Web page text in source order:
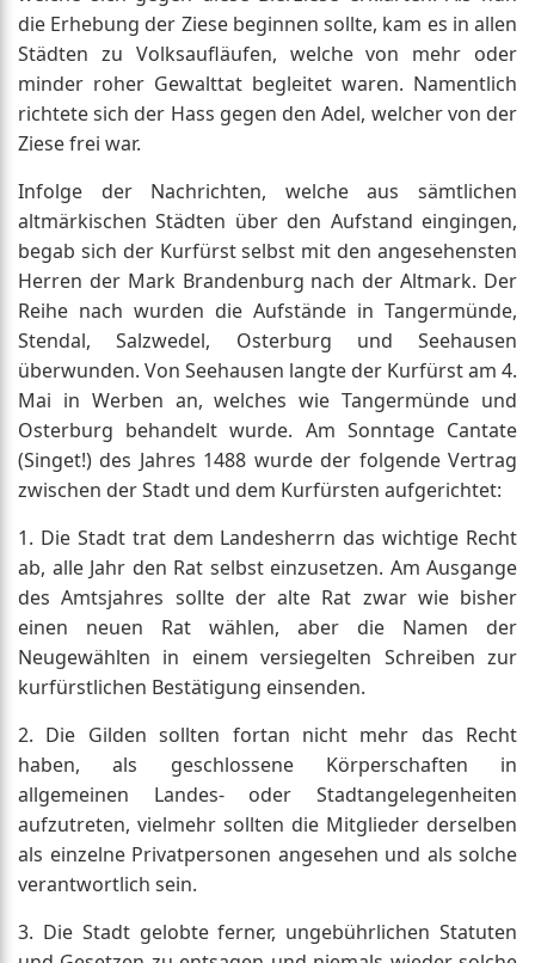
die Erhebung der Ziese beginnen sollte, kam es in allen
Städten zu Volksaufläufen, welche von mehr oder
minder roher Gewalttat begleitet waren. Namentlich
richtete sich der Hass gegen den Adel, welcher von der
Ziese frei war.
Infolge der Nachrichten, welche aus sämtlichen
altmärkischen Städten über den Aufstand eingingen,
begab sich der Kurfürst selbst mit den angesehensten
Herren der Mark Brandenburg nach der Altmark. Der
Reihe nach wurden die Aufstände in Tangermünde,
Stendal, Salzwedel, Osterburg und Seehausen
überwunden. Von Seehausen langte der Kurfürst am 4.
Mai in Werben an, welches wie Tangermünde und
Osterburg behandelt wurde. Am Sonntage Cantate
(Singet!) des Jahres 1488 wurde der folgende Vertrag
zwischen der Stadt und dem Kurfürsten aufgerichtet:
1. Die Stadt trat dem Landesherrn das wichtige Recht
ab, alle Jahr den Rat selbst einzusetzen. Am Ausgange
des Amtsjahres sollte der alte Rat zwar wie bisher
einen neuen Rat wählen, aber die Namen der
Neugewählten in einem versiegelten Schreiben zur
kurfürstlichen Bestätigung einsenden.
2. Die Gilden sollten fortan nicht mehr das Recht
haben, als geschlossene Körperschaften in
allgemeinen Landes- oder Stadtangelegenheiten
aufzutreten, vielmehr sollten die Mitglieder derselben
als einzelne Privatpersonen angesehen und als solche
verantwortlich sein.
3. Die Stadt gelobte ferner, ungebührlichen Statuten